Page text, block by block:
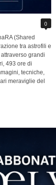
0
(Shared
tra astrofili e
grandi
493 ore di
tecniche,
meraviglie del